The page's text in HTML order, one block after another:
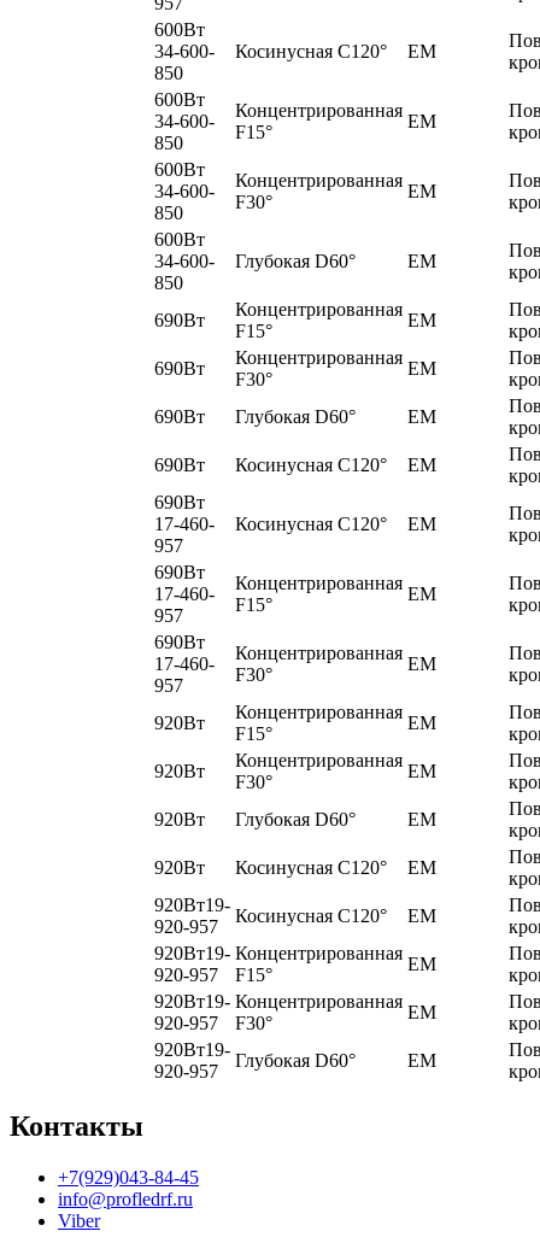
600Вт
34-600-
850
Косинусная C120° EM
600Вт
34-600-
850
Концентрированная
F15°
EM
600Вт
34-600-
850
Концентрированная
F30°
EM
600Вт
34-600-
850
Глубокая D60° EM
690Вт
Концентрированная
F15°
EM
690Вт
Концентрированная
F30°
EM
690Вт
Глубокая D60° EM
690Вт
Косинусная C120° EM
690Вт
17-460-
957
Косинусная C120° EM
690Вт
17-460-
957
Концентрированная
F15°
EM
690Вт
17-460-
957
Концентрированная
F30°
EM
920Вт
Концентрированная
F15°
EM
920Вт
Концентрированная
F30°
EM
920Вт
Глубокая D60° EM
920Вт
Косинусная C120° EM
920Вт19-
920-957
Косинусная C120° EM
920Вт19-
920-957
Концентрированная
F15°
EM
920Вт19-
920-957
Концентрированная
F30°
EM
920Вт19-
920-957
Глубокая D60° EM
Контакты
+7(929)043-84-45
info@profledrf.ru
Viber